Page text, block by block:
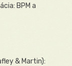
BPM a
& Martin):